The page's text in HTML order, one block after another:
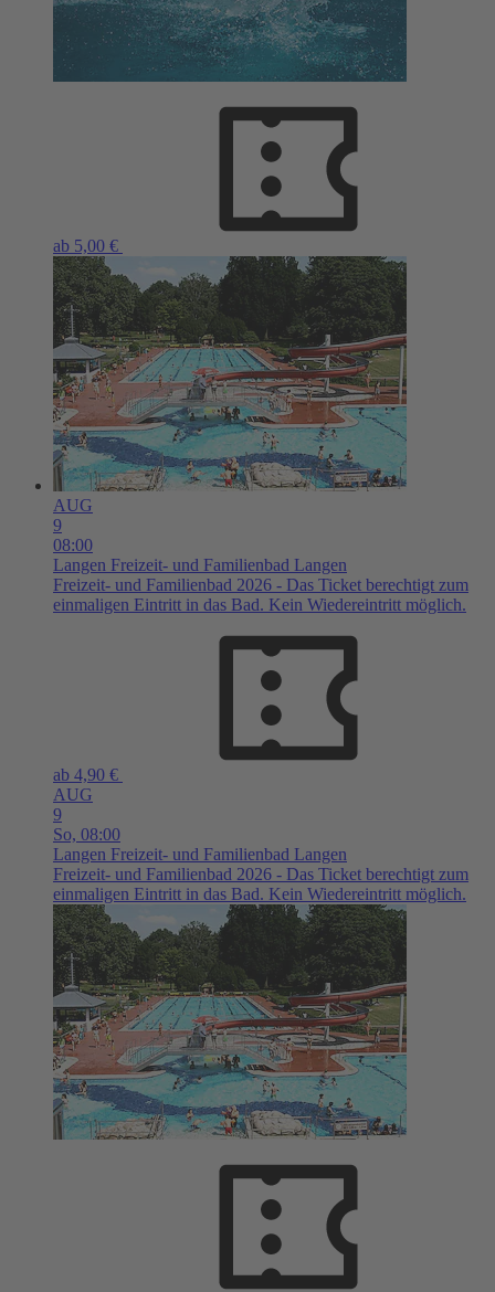
ab 5,00 €
AUG
9
08:00
Langen Freizeit- und Familienbad Langen
Freizeit- und Familienbad 2026 - Das Ticket berechtigt zum
einmaligen Eintritt in das Bad. Kein Wiedereintritt möglich.
ab 4,90 €
AUG
9
So, 08:00
Langen Freizeit- und Familienbad Langen
Freizeit- und Familienbad 2026 - Das Ticket berechtigt zum
einmaligen Eintritt in das Bad. Kein Wiedereintritt möglich.